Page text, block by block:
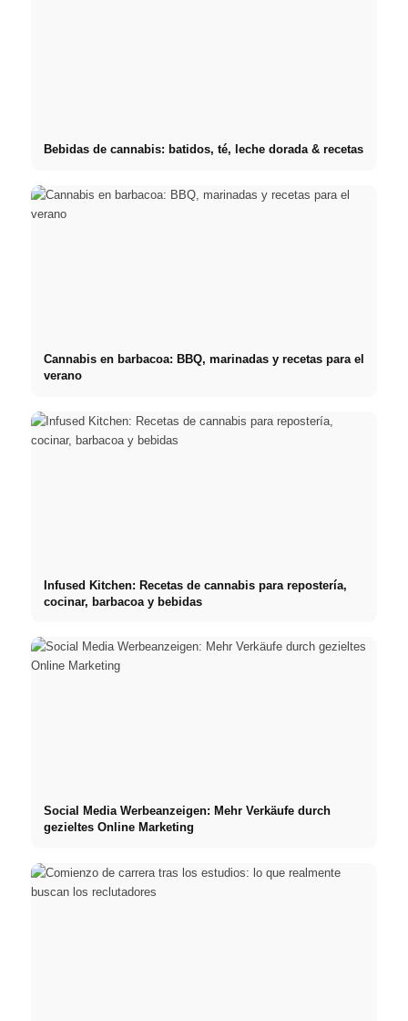
Bebidas de cannabis: batidos, té, leche dorada & recetas
Cannabis en barbacoa: BBQ, marinadas y recetas para el
verano
Infused Kitchen: Recetas de cannabis para repostería,
cocinar, barbacoa y bebidas
Social Media Werbeanzeigen: Mehr Verkäufe durch
gezieltes Online Marketing